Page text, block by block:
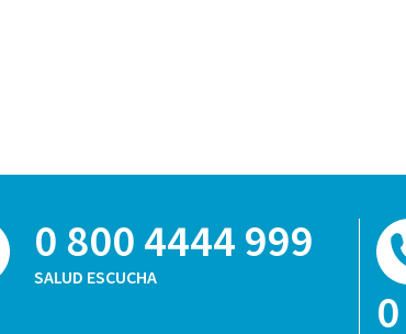
0 800 4444 999
SALUD ESCUCHA